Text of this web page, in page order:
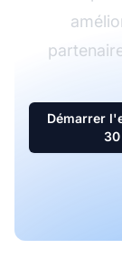
Démarrer